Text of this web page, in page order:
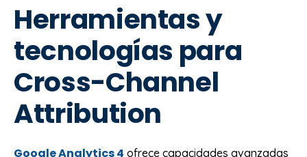
Herramientas y
tecnologías para
Cross-Channel
Attribution
Google Analytics 4 ofrece capacidades avanzadas